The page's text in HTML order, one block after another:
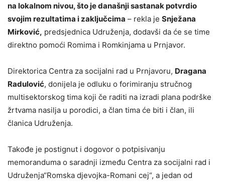
na lokalnom nivou, što je današnji sastanak potvrdio
svojim rezultatima i zaključcima – rekla je Snježana
Mirković, predsjednica Udruženja, dodavši da će se time
direktno pomoći Romima i Romkinjama u Prnjavor.
Direktorica Centra za socijalni rad u Prnjavoru, Dragana
Radulović, donijela je odluku o forimiranju stručnog
multisektorskog tima koji če raditi na izradi plana podrške
žrtvama nasilja u porodici, a član tima će biti i član, ili
članica Udruženja.
Takođe je postignut i dogovor o potpisivanju
memoranduma o saradnji između Centra za socijalni rad i
Udruženja“Romska djevojka-Romani cej“, a jedan od